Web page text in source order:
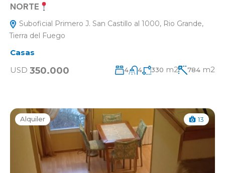
NORTE
Suboficial Primero J. San Castillo al 1000, Rio Grande,
Tierra del Fuego
Casas
USD 350.000 4 4 330 m2 784 m2
Alquiler 13